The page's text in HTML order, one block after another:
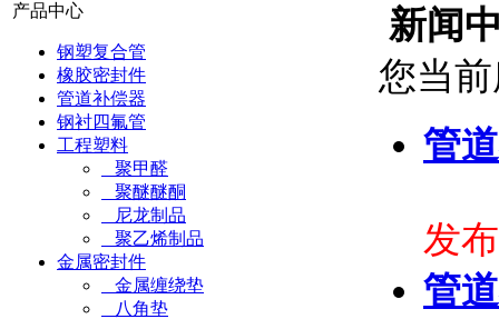
产品中心
钢塑复合管
橡胶密封件
管道补偿器
钢衬四氟管
工程塑料
聚甲醛
聚醚醚酮
尼龙制品
聚乙烯制品
金属密封件
金属缠绕垫
八角垫
新闻
您当
管
发
管